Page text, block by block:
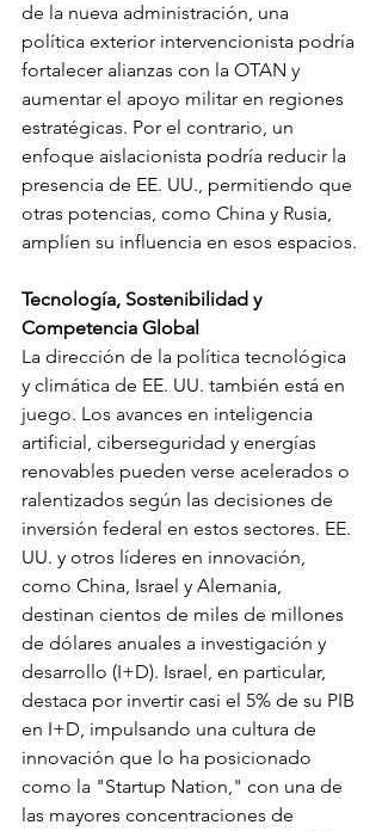
de la nueva administración, una
política exterior intervencionista podría
fortalecer alianzas con la OTAN y
aumentar el apoyo militar en regiones
estratégicas. Por el contrario, un
enfoque aislacionista podría reducir la
presencia de EE. UU., permitiendo que
otras potencias, como China y Rusia,
amplíen su influencia en esos espacios.
Tecnología, Sostenibilidad y
Competencia Global
La dirección de la política tecnológica
y climática de EE. UU. también está en
juego. Los avances en inteligencia
artificial, ciberseguridad y energías
renovables pueden verse acelerados o
ralentizados según las decisiones de
inversión federal en estos sectores. EE.
UU. y otros líderes en innovación,
como China, Israel y Alemania,
destinan cientos de miles de millones
de dólares anuales a investigación y
desarrollo (I+D). Israel, en particular,
destaca por invertir casi el 5% de su PIB
en I+D, impulsando una cultura de
innovación que lo ha posicionado
como la "Startup Nation," con una de
las mayores concentraciones de